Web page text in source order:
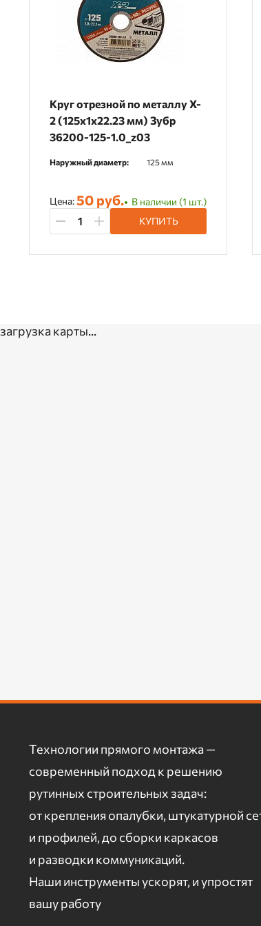
Круг отрезной по металлу X-
2 (125х1х22.23 мм) Зубр
36200-125-1.0_z03
Наружный диаметр: 125 мм
Цена:50 руб.
В наличии (1 шт.)
КУПИТЬ
загрузка карты...
Технологии прямого монтажа —
современный подход к решению
рутинных строительных задач:
от крепления опалубки, штукатурной
и профилей, до сборки каркасов
и разводки коммуникаций.
Наши инструменты ускорят, и упростят
вашу работу